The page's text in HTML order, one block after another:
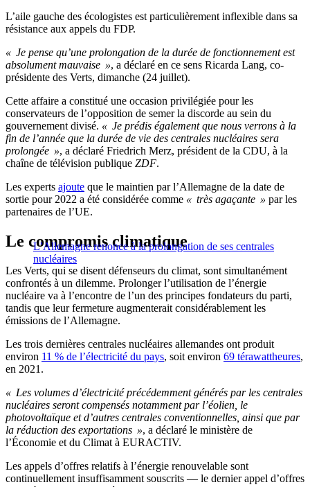
L’aile gauche des écologistes est particulièrement inflexible dans sa
résistance aux appels du FDP.
« Je pense qu’une prolongation de la durée de fonctionnement est
absolument mauvaise », a déclaré en ce sens Ricarda Lang, co-
présidente des Verts, dimanche (24 juillet).
Cette affaire a constitué une occasion privilégiée pour les
conservateurs de l’opposition de semer la discorde au sein du
gouvernement divisé. « Je prédis également que nous verrons à la
fin de l’année que la durée de vie des centrales nucléaires sera
prolongée », a déclaré Friedrich Merz, président de la CDU, à la
chaîne de télévision publique ZDF.
Les experts ajoute que le maintien par l’Allemagne de la date de
sortie pour 2022 a été considérée comme « très agaçante » par les
partenaires de l’UE.
L’Allemagne renonce à la prolongation de ses centrales
nucléaires
Le compromis climatique
Les Verts, qui se disent défenseurs du climat, sont simultanément
confrontés à un dilemme. Prolonger l’utilisation de l’énergie
nucléaire va à l’encontre de l’un des principes fondateurs du parti,
tandis que leur fermeture augmenterait considérablement les
émissions de l’Allemagne.
Les trois dernières centrales nucléaires allemandes ont produit
environ 11 % de l’électricité du pays, soit environ 69 térawattheures,
en 2021.
« Les volumes d’électricité précédemment générés par les centrales
nucléaires seront compensés notamment par l’éolien, le
photovoltaïque et d’autres centrales conventionnelles, ainsi que par
la réduction des exportations », a déclaré le ministère de
l’Économie et du Climat à EURACTIV.
Les appels d’offres relatifs à l’énergie renouvelable sont
continuellement insuffisamment souscrits — le dernier appel d’offres